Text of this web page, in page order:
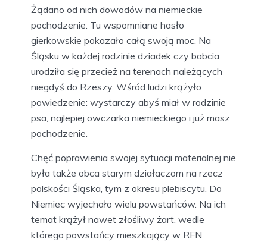
Żądano od nich dowodów na niemieckie
pochodzenie. Tu wspomniane hasło
gierkowskie pokazało całą swoją moc. Na
Śląsku w każdej rodzinie dziadek czy babcia
urodziła się przecież na terenach należących
niegdyś do Rzeszy. Wśród ludzi krążyło
powiedzenie: wystarczy abyś miał w rodzinie
psa, najlepiej owczarka niemieckiego i już masz
pochodzenie.
Chęć poprawienia swojej sytuacji materialnej nie
była także obca starym działaczom na rzecz
polskości Śląska, tym z okresu plebiscytu. Do
Niemiec wyjechało wielu powstańców. Na ich
temat krążył nawet złośliwy żart, wedle
którego powstańcy mieszkający w RFN